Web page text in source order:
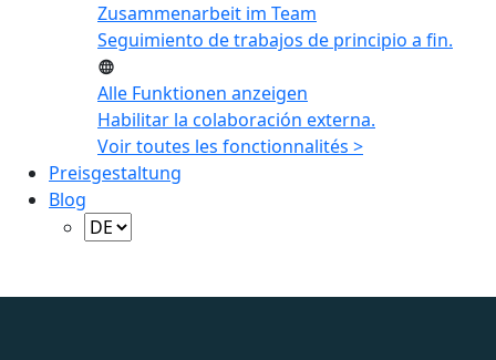
Zusammenarbeit im Team
Seguimiento de trabajos de principio a fin.
Alle Funktionen anzeigen
Habilitar la colaboración externa.
Voir toutes les fonctionnalités >
Preisgestaltung
Blog